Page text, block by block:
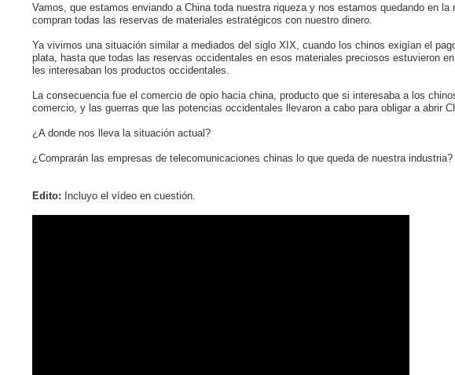
Vamos, que estamos enviando a China toda nuestra riqueza y nos estamos quedando en
compran todas las reservas de materiales estratégicos con nuestro dinero.
Ya vivimos una situación similar a mediados del siglo XIX, cuando los chinos exigían el
plata, hasta que todas las reservas occidentales en esos materiales preciosos estuvieron
les interesaban los productos occidentales.
La consecuencia fue el comercio de opio hacia china, producto que si interesaba a los
comercio, y las guerras que las potencias occidentales llevaron a cabo para obligar a abrir
¿A donde nos lleva la situación actual?
¿Comprarán las empresas de telecomunicaciones chinas lo que queda de nuestra industria?
Edito: Incluyo el vídeo en cuestión.